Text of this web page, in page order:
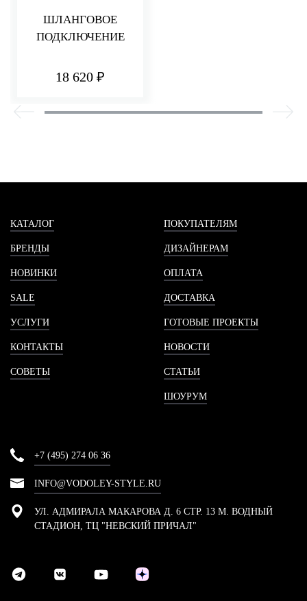
ШЛАНГОВОЕ
ПОДКЛЮЧЕНИЕ
18 620 ₽
КАТАЛОГ
БРЕНДЫ
НОВИНКИ
SALE
УСЛУГИ
КОНТАКТЫ
СОВЕТЫ
ПОКУПАТЕЛЯМ
ДИЗАЙНЕРАМ
ОПЛАТА
ДОСТАВКА
ГОТОВЫЕ ПРОЕКТЫ
НОВОСТИ
СТАТЬИ
ШОУРУМ
+7 (495) 274 06 36
INFO@VODOLEY-STYLE.RU
УЛ. АДМИРАЛА МАКАРОВА Д. 6 СТР. 13 М. ВОДНЫЙ
СТАДИОН, ТЦ "НЕВСКИЙ ПРИЧАЛ"